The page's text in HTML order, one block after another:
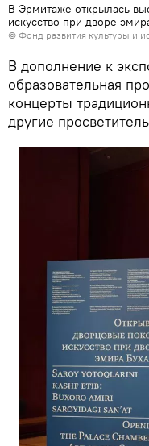
В Эрмитаже открылась
искусство при дворе
© Фонд развития культуры и
В дополнение к
образовательная
концерты
другие